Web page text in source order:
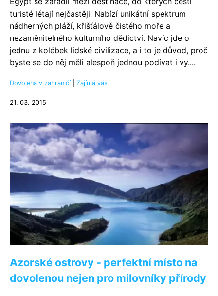
turisté létají nejčastěji. Nabízí unikátní spektrum
nádherných pláží, křišťálově čistého moře a
nezaměnitelného kulturního dědictví. Navíc jde o
jednu z kolébek lidské civilizace, a i to je důvod, proč
byste se do něj měli alespoň jednou podívat i vy....
Dovolená v zahraničí Zajímá vás
21. 03. 2015
Azorské ostrovy - perfektní místo na
dovolenou nejen pro milovníky přírody